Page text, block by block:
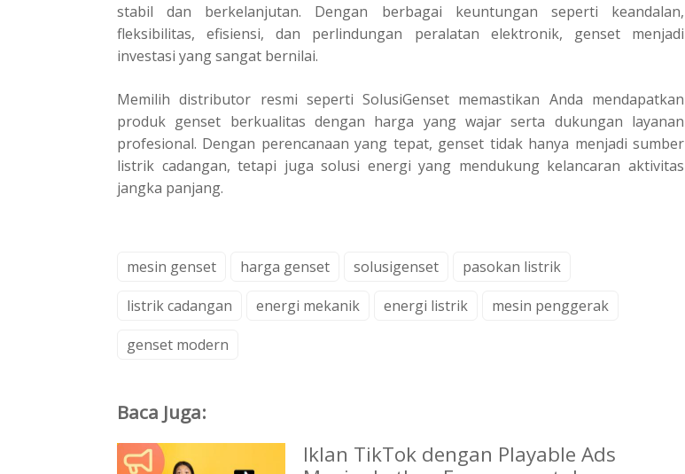
stabil dan berkelanjutan. Dengan berbagai keuntungan seperti keandalan,
fleksibilitas, efisiensi, dan perlindungan peralatan elektronik, genset menjadi
investasi yang sangat bernilai.
Memilih distributor resmi seperti SolusiGenset memastikan Anda mendapatkan
produk genset berkualitas dengan harga yang wajar serta dukungan layanan
profesional. Dengan perencanaan yang tepat, genset tidak hanya menjadi sumber
listrik cadangan, tetapi juga solusi energi yang mendukung kelancaran aktivitas
jangka panjang.
mesin genset harga genset solusigenset
pasokan listrik
listrik cadangan
energi mekanik energi listrik
mesin penggerak
genset modern
Baca Juga:
Iklan TikTok dengan Playable Ads